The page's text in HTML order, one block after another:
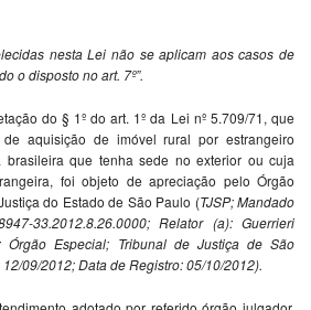
nesta Lei não se aplicam aos casos de
o disposto no art. 7º”.
do § 1º do art. 1º da Lei nº 5.709/71, que
aquisição de imóvel rural por estrangeiro
que tenha sede no exterior ou cuja
foi objeto de apreciação pelo Órgão
do Estado de São Paulo (TJSP; Mandado
33.2012.8.26.0000; Relator (a): Guerrieri
Órgão Especial; Tribunal de Justiça de São
09/2012; Data de Registro: 05/10/2012).